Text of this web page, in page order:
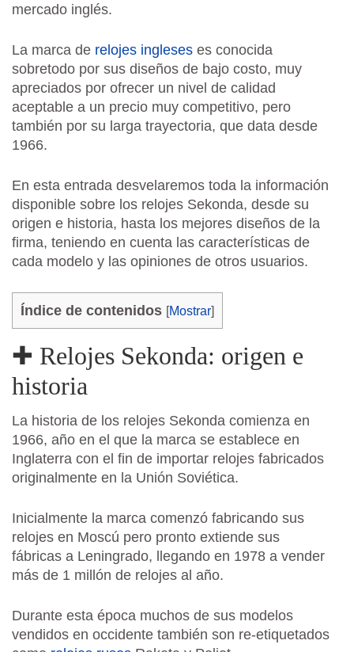
mercado inglés.
La marca de relojes ingleses es conocida
sobretodo por sus diseños de bajo costo, muy
apreciados por ofrecer un nivel de calidad
aceptable a un precio muy competitivo, pero
también por su larga trayectoria, que data desde
1966.
En esta entrada desvelaremos toda la información
disponible sobre los relojes Sekonda, desde su
origen e historia, hasta los mejores diseños de la
firma, teniendo en cuenta las características de
cada modelo y las opiniones de otros usuarios.
Índice de contenidos [Mostrar]
✚ Relojes Sekonda: origen e
historia
La historia de los relojes Sekonda comienza en
1966, año en el que la marca se establece en
Inglaterra con el fin de importar relojes fabricados
originalmente en la Unión Soviética.
Inicialmente la marca comenzó fabricando sus
relojes en Moscú pero pronto extiende sus
fábricas a Leningrado, llegando en 1978 a vender
más de 1 millón de relojes al año.
Durante esta época muchos de sus modelos
vendidos en occidente también son re-etiquetados